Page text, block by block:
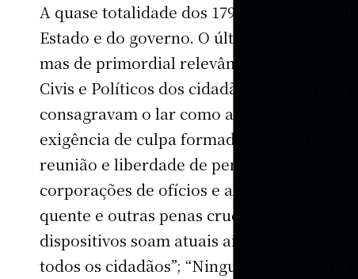
A quase totalidade dos 179 artigos
Estado e do governo. O último deles de
mas de primordial relevância, assegurava
Civis e Políticos dos cidadãos brasileiros”
consagravam o lar como asilo inviolável, o
exigência de culpa formada para se impor
reunião e liberdade de pensamento. Além
corporações de ofícios e aboliam açoites,
quente e outras penas cruéis do período
dispositivos soam atuais ainda hoje: “A
todos os cidadãos”; “Ninguém será isento